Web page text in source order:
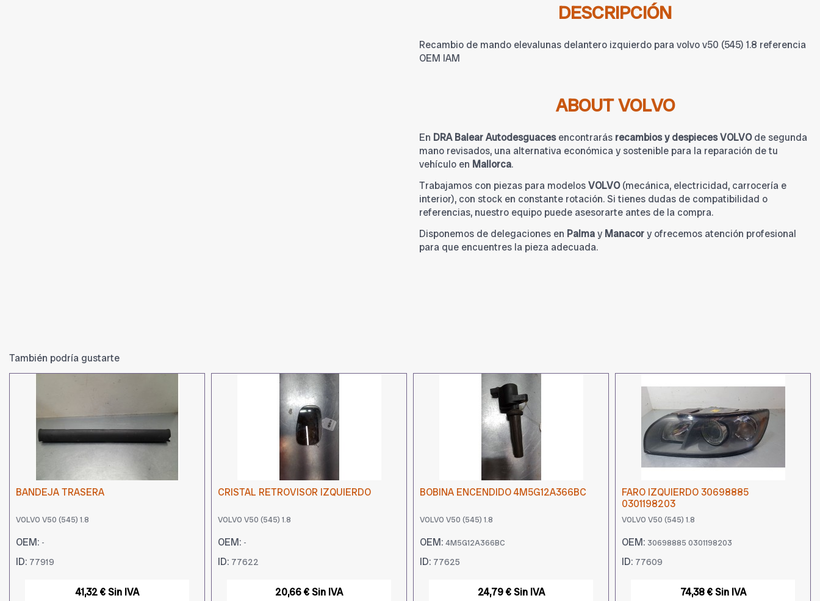
DESCRIPCIÓN
Recambio de mando elevalunas delantero izquierdo para volvo v50 (545) 1.8 referencia
OEM IAM
ABOUT VOLVO
En DRA Balear Autodesguacesencontrarás recambios y despieces VOLVOde segunda
mano revisados, una alternativa económica y sostenible para la reparación de tu
vehículo en Mallorca.
Trabajamos con piezas para modelosVOLVO(mecánica, electricidad, carrocería e
interior), con stock en constante rotación. Si tienes dudas de compatibilidad o
referencias, nuestro equipo puede asesorarte antes de la compra.
Disponemos de delegaciones en Palmay Manacory ofrecemos atención profesional
para que encuentres la pieza adecuada.
También podría gustarte
BANDEJA TRASERA
VOLVO V50 (545) 1.8
OEM: -
ID: 77919
41,32 € Sin IVA
CRISTAL RETROVISOR IZQUIERDO
VOLVO V50 (545) 1.8
OEM: -
ID: 77622
20,66 € Sin IVA
BOBINA ENCENDIDO 4M5G12A366BC
VOLVO V50 (545) 1.8
OEM: 4M5G12A366BC
ID: 77625
24,79 € Sin IVA
FARO IZQUIERDO 30698885
0301198203
VOLVO V50 (545) 1.8
OEM: 30698885 0301198203
ID: 77609
74,38 € Sin IVA